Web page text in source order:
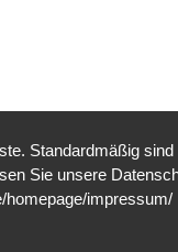
Standardmäßig
Sie unsere
impressum/